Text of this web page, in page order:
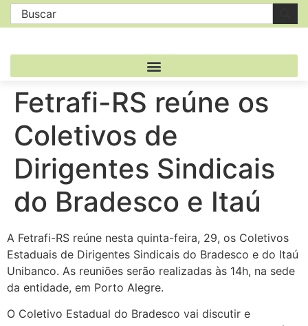
Fetrafi-RS reúne os
Coletivos de
Dirigentes Sindicais
do Bradesco e Itaú
A Fetrafi-RS reúne nesta quinta-feira, 29, os Coletivos
Estaduais de Dirigentes Sindicais do Bradesco e do Itaú
Unibanco. As reuniões serão realizadas às 14h, na sede
da entidade, em Porto Alegre.
O Coletivo Estadual do Bradesco vai discutir e